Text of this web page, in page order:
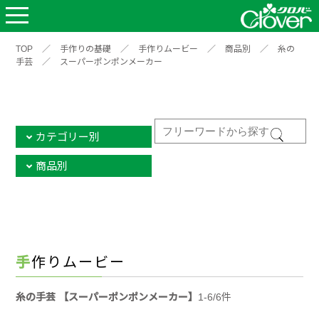
TOP ／ 手作りの基礎 ／ 手作りムービー ／ 商品別 ／
糸の
手芸
／ スーパーポンポンメーカー
カテゴリー別
商品別
手作りムービー
糸の手芸 【スーパーポンポンメーカー】 1-6/6件